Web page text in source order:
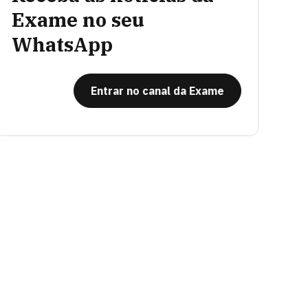
Exame no seu
WhatsApp
Entrar no canal da Exame